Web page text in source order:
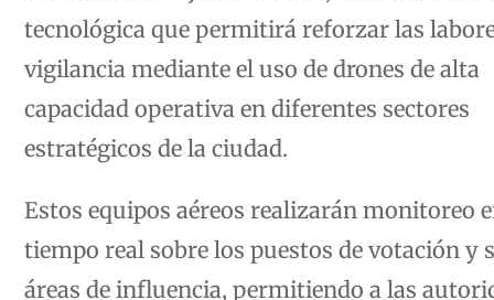
tecnológica que permitirá reforzar las
vigilancia mediante el uso de drones de alta
capacidad operativa en diferentes sectores
estratégicos de la ciudad.
Estos equipos aéreos realizarán monitoreo
tiempo real sobre los puestos de votación y
áreas de influencia, permitiendo a las